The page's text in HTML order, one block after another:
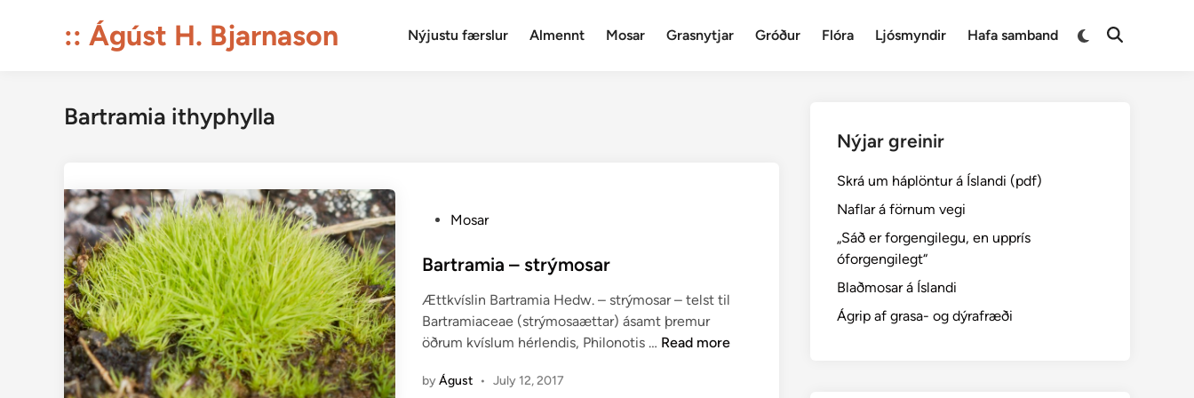
:: Ágúst H. Bjarnason Nýjustu færslur Almennt Mosar Grasnytjar Gróður Flóra Ljósmyndir Hafa samband
Switch
Open
Bartramia ithyphylla
s
e
d
i
Mosar
Bartramia – strýmosar
Ættkvíslin Bartramia Hedw. – strýmosar – telst til
Bartramiaceae (strýmosaættar) ásamt þremur
öðrum kvíslum hérlendis, Philonotis … B
Read more
byÁgust • July 12, 2017
Nýjar greinir
Skrá um háplöntur á Íslandi (pdf)
Naflar á förnum vegi
„Sáð er forgengilegu, en upprís
óforgengilegt“
Blaðmosar á Íslandi
Ágrip af grasa- og dýrafræði